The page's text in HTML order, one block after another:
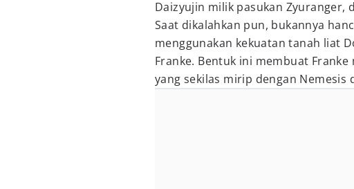
Daizyujin milik pasukan Zyuranger,
Saat dikalahkan pun, bukannya
menggunakan kekuatan tanah liat
Franke. Bentuk ini membuat
yang sekilas mirip dengan Nemesis